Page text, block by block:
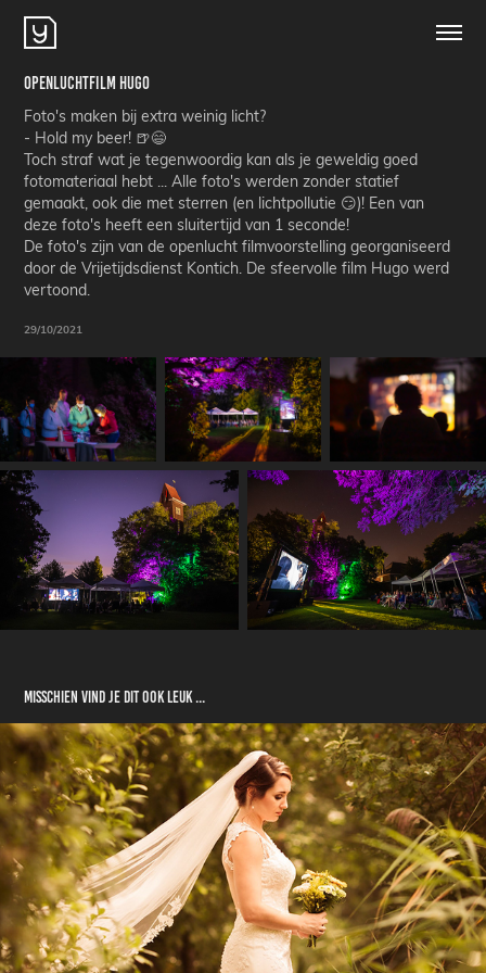
Openluchtfilm Hugo
Foto's maken bij extra weinig licht?
- Hold my beer! 🍺😄
Toch straf wat je tegenwoordig kan als je geweldig goed
fotomateriaal hebt ... Alle foto's werden zonder statief
gemaakt, ook die met sterren (en lichtpollutie 😏)! Een van
deze foto's heeft een sluitertijd van 1 seconde!
De foto's zijn van de openlucht filmvoorstelling georganiseerd
door de Vrijetijdsdienst Kontich. De sfeervolle film Hugo werd
vertoond.
29/10/2021
Misschien vind je dit ook leuk ...
Huwelijk Aaricia & Simon